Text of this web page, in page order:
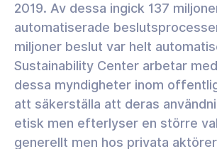
2019. Av dessa ingick 137
automatiserade
miljoner beslut var helt
Sustainability Center arbetar
dessa myndigheter inom
att säkerställa att deras
etisk men efterlyser en större
generellt men hos privata